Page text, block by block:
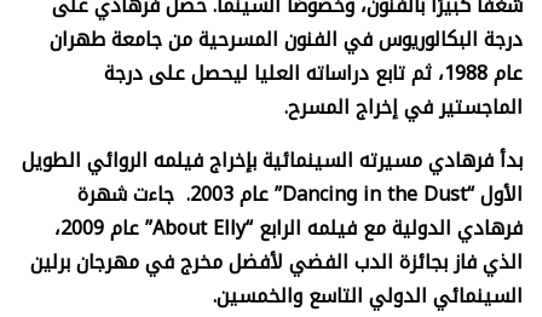
درجة البكالوريوس في الفنون المسرحية من جامعة طهران
عام 1988، ثم تابع دراساته العليا ليحصل على درجة
الماجستير في إخراج المسرح.
بدأ فرهادي مسيرته السينمائية بإخراج فيلمه الروائي الطويل
الأول “Dancing in the Dust”
عام 2003. جاءت شهرة
فرهادي الدولية مع فيلمه الرابع “About Elly”
عام 2009،
الذي فاز بجائزة الدب الفضي لأفضل مخرج في مهرجان برلين
السينمائي الدولي التاسع والخمسين.